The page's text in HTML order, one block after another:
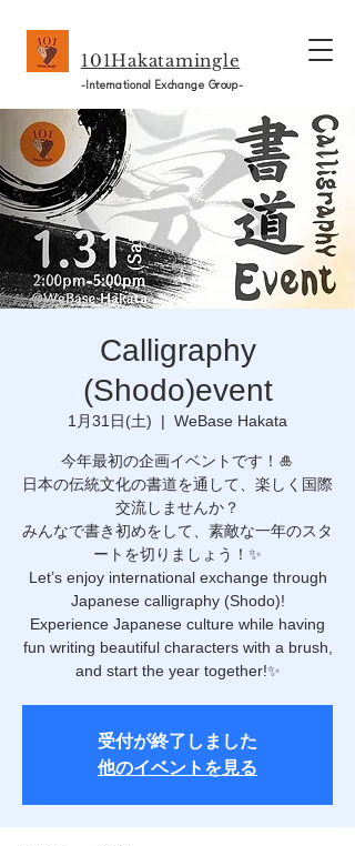
101Hakatamingle
-International Exchange Group-
Calligraphy
(Shodo)event
1月31日(土)
  |
WeBase Hakata
今年最初の企画イベントです！🎍
日本の伝統文化の書道を通して、楽しく国際
交流しませんか？
みんなで書き初めをして、素敵な一年のスタ
ートを切りましょう！✨
Let’s enjoy international exchange through
Japanese calligraphy (Shodo)!
Experience Japanese culture while having
fun writing beautiful characters with a brush,
and start the year together!✨
受付が終了しました
他のイベントを見る